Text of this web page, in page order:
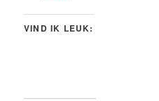
VIND IK LEUK: